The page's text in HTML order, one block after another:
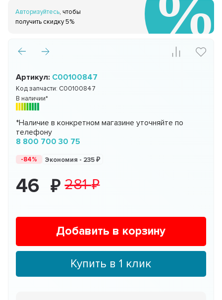
Авторизуйтесь, чтобы
получить скидку 5%
Артикул: C00100847
Код запчасти: C00100847
В наличии*
*Наличие в конкретном магазине уточняйте по
телефону
8 800 700 30 75
-84% Экономия - 235
46 281
Добавить в корзину
Купить в 1 клик